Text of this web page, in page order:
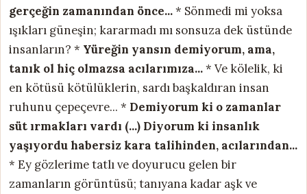
gerçeğin zamanından önce...* Sönmedi mi yoksa
ışıkları güneşin; kararmadı mı sonsuza dek üstünde
insanların? * Yüreğin yansın demiyorum, ama,
tanık ol hiç olmazsa acılarımıza...* Ve kölelik, ki
en kötüsü kötülüklerin, sardı başkaldıran insan
ruhunu çepeçevre... * Demiyorum ki o zamanlar
süt ırmakları vardı (...) Diyorum ki insanlık
yaşıyordu habersiz kara talihinden, acılarından...
* Ey gözlerime tatlı ve doyurucu gelen bir
zamanların görüntüsü; tanıyana kadar aşk ve